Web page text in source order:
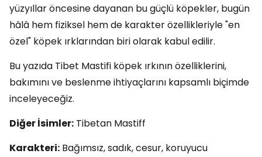
yüzyıllar öncesine dayanan bu güçlü köpekler, bugün
hâlâ hem fiziksel hem de karakter özellikleriyle "en
özel" köpek ırklarından biri olarak kabul edilir.
Bu yazıda Tibet Mastifi köpek ırkının özelliklerini,
bakımını ve beslenme ihtiyaçlarını kapsamlı biçimde
inceleyeceğiz.
Diğer İsimler: Tibetan Mastiff
Karakteri: Bağımsız, sadık, cesur, koruyucu